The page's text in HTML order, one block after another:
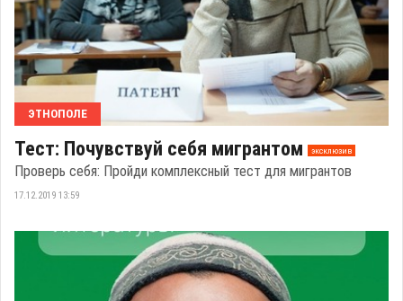
ЭТНОПОЛЕ
Тест: Почувствуй себя мигрантом эксклюзив
Проверь себя: Пройди комплексный тест для мигрантов
17.12.2019 13:59